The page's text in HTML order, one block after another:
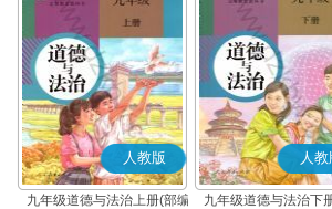
人教版
九年级道德与法治上册(部编
人教
九年级道德与法治下